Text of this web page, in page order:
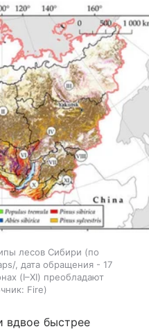
лесов Сибири (по
, дата обращения - 17
(I–XI) преобладают
Fire
вдвое быстрее